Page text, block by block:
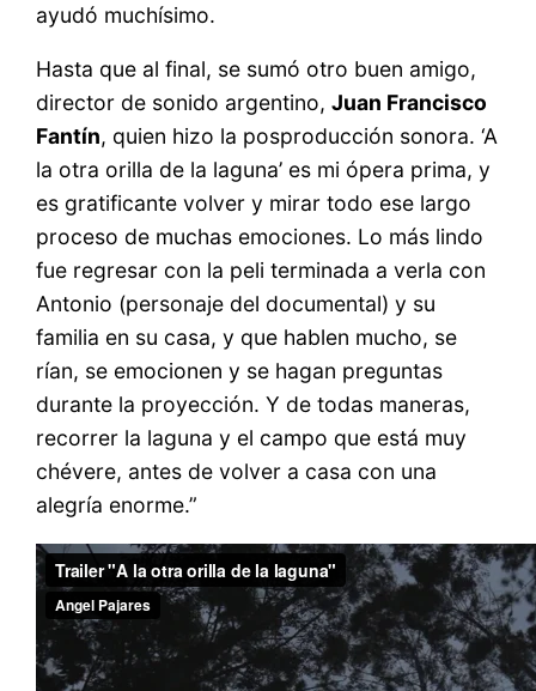
ayudó muchísimo.
Hasta que al final, se sumó otro buen amigo,
director de sonido argentino,Juan Francisco
Fantín, quien hizo la posproducción sonora. ‘A
la otra orilla de la laguna’ es mi ópera prima, y
es gratificante volver y mirar todo ese largo
proceso de muchas emociones. Lo más lindo
fue regresar con la peli terminada a verla con
Antonio (personaje del documental) y su
familia en su casa, y que hablen mucho, se
rían, se emocionen y se hagan preguntas
durante la proyección. Y de todas maneras,
recorrer la laguna y el campo que está muy
chévere, antes de volver a casa con una
alegría enorme.”